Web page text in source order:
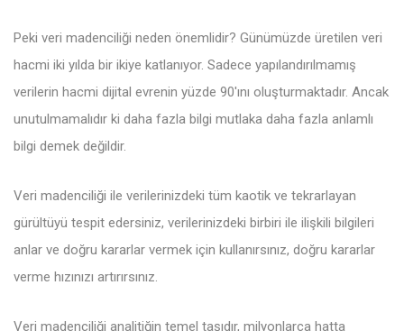
Peki veri madenciliği neden önemlidir? Günümüzde üretilen veri
hacmi iki yılda bir ikiye katlanıyor. Sadece yapılandırılmamış
verilerin hacmi dijital evrenin yüzde 90'ını oluşturmaktadır. Ancak
unutulmamalıdır ki daha fazla bilgi mutlaka daha fazla anlamlı
bilgi demek değildir.
Veri madenciliği ile verilerinizdeki tüm kaotik ve tekrarlayan
gürültüyü tespit edersiniz, verilerinizdeki birbiri ile ilişkili bilgileri
anlar ve doğru kararlar vermek için kullanırsınız, doğru kararlar
verme hızınızı artırırsınız.
Veri madenciliği analitiğin temel taşıdır, milyonlarca hatta